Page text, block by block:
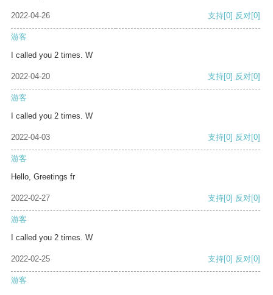
2022-04-26 支持[0] 反对[0]
游客
I called you 2 times. W
2022-04-20 支持[0] 反对[0]
游客
I called you 2 times. W
2022-04-03 支持[0] 反对[0]
游客
Hello, Greetings fr
2022-02-27 支持[0] 反对[0]
游客
I called you 2 times. W
2022-02-25 支持[0] 反对[0]
游客